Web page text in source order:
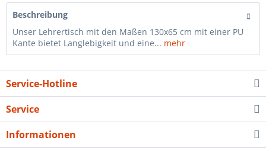
Beschreibung
Unser Lehrertisch mit den Maßen 130x65 cm mit einer PU
Kante bietet Langlebigkeit und eine... mehr
Service-Hotline
Service
Informationen